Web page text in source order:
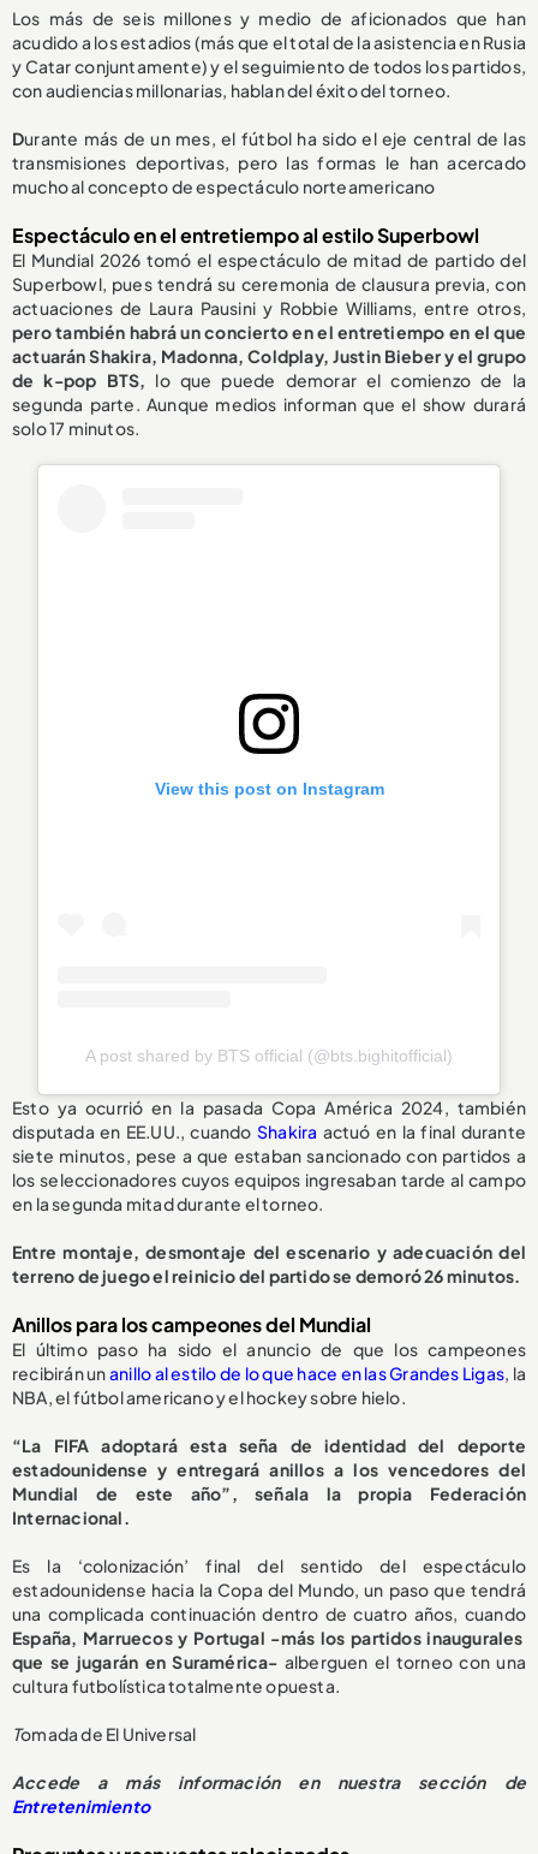
Los más de seis millones y medio de aficionados que han
acudido a los estadios (más que el total de la asistencia en Rusia
y Catar conjuntamente) y el seguimiento de todos los partidos,
con audiencias millonarias, hablan del éxito del torneo.
Durante más de un mes, el fútbol ha sido el eje central de las
transmisiones deportivas, pero las formas le han acercado
mucho al concepto de espectáculo norteamericano
Espectáculo en el entretiempo al estilo Superbowl
El Mundial 2026 tomó el espectáculo de mitad de partido del
Superbowl, pues tendrá su ceremonia de clausura previa, con
actuaciones de Laura Pausini y Robbie Williams, entre otros,
pero también habrá un concierto en el entretiempo en el que
actuarán Shakira, Madonna, Coldplay, Justin Bieber y el grupo
de k-pop BTS, lo que puede demorar el comienzo de la
segunda parte. Aunque medios informan que el show durará
solo 17 minutos.
View this post on Instagram
A post shared by BTS official (@bts.bighitofficial)
Esto ya ocurrió en la pasada Copa América 2024, también
disputada en EE.UU., cuando Shakira actuó en la final durante
siete minutos, pese a que estaban sancionado con partidos a
los seleccionadores cuyos equipos ingresaban tarde al campo
en la segunda mitad durante el torneo.
Entre montaje, desmontaje del escenario y adecuación del
terreno de juego el reinicio del partido se demoró 26 minutos.
Anillos para los campeones del Mundial
El último paso ha sido el anuncio de que los campeones
recibirán unanillo al estilo de lo que hace en las Grandes Ligas, la
NBA, el fútbol americano y el hockey sobre hielo.
“La FIFA adoptará esta seña de identidad del deporte
estadounidense y entregará anillos a los vencedores del
Mundial de este año”, señala la propia Federación
Internacional.
Es la ‘colonización’ final del sentido del espectáculo
estadounidense hacia la Copa del Mundo, un paso que tendrá
una complicada continuación dentro de cuatro años, cuando
España, Marruecos y Portugal -más los partidos inaugurales
que se jugarán en Suramérica- alberguen el torneo con una
cultura futbolística totalmente opuesta.
Tomada de El Universal
Accede a más información en nuestra sección de
Entretenimiento